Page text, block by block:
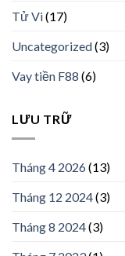
Tử Vi(17)
Uncategorized(3)
Vay tiền F88 (6)
LƯU TRỮ
Tháng 4 2026(13)
Tháng 12 2024(3)
Tháng 8 2024(3)